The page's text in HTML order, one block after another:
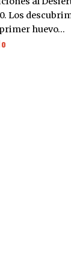
Los
huevo…